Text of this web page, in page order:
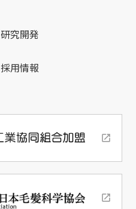
研究開発
採用情報